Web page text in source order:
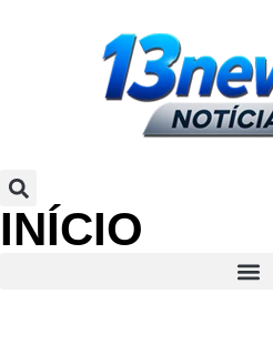
INÍCIO